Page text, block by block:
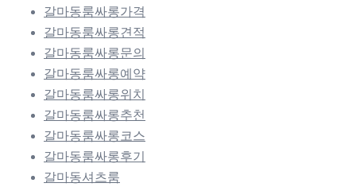
갈마동룸싸롱가격
갈마동룸싸롱견적
갈마동룸싸롱문의
갈마동룸싸롱예약
갈마동룸싸롱위치
갈마동룸싸롱추천
갈마동룸싸롱코스
갈마동룸싸롱후기
갈마동셔츠룸